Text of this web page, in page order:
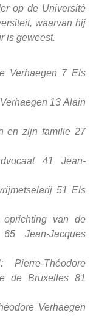
op de Université
waarvan hij
is geweest.
Verhaegen 7 Els
13 Alain
en zijn familie 27
41 Jean-
51 Els
oprichting van de
Jean-Jacques
Théodore
de Bruxelles 81
Verhaegen